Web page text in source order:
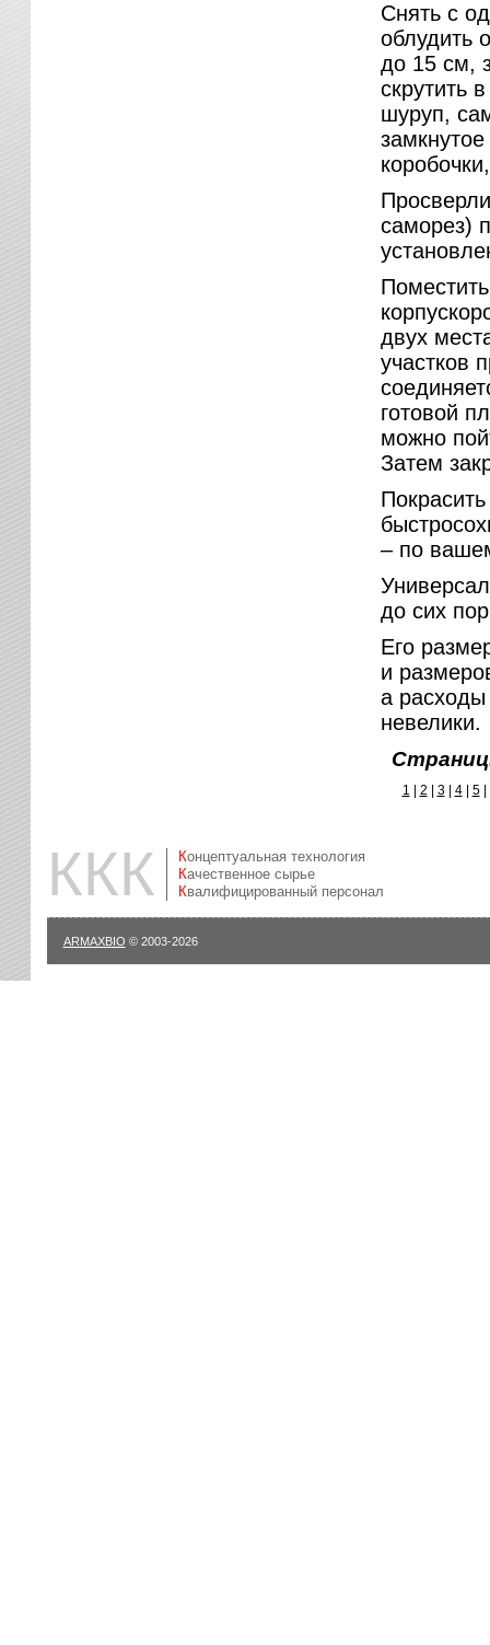
Снять с
облудить
до 15 см,
скрутить
шуруп,
саморез)
двух
участков
готовой
можно
Затем
– по
до сих
Его
и
а расходы
невелики.
1 2 3| 4| 5|
ККК
Концептуальная технология
Качественное сырье
Квалифицированный персонал
ARMAXBIO © 2003-2026